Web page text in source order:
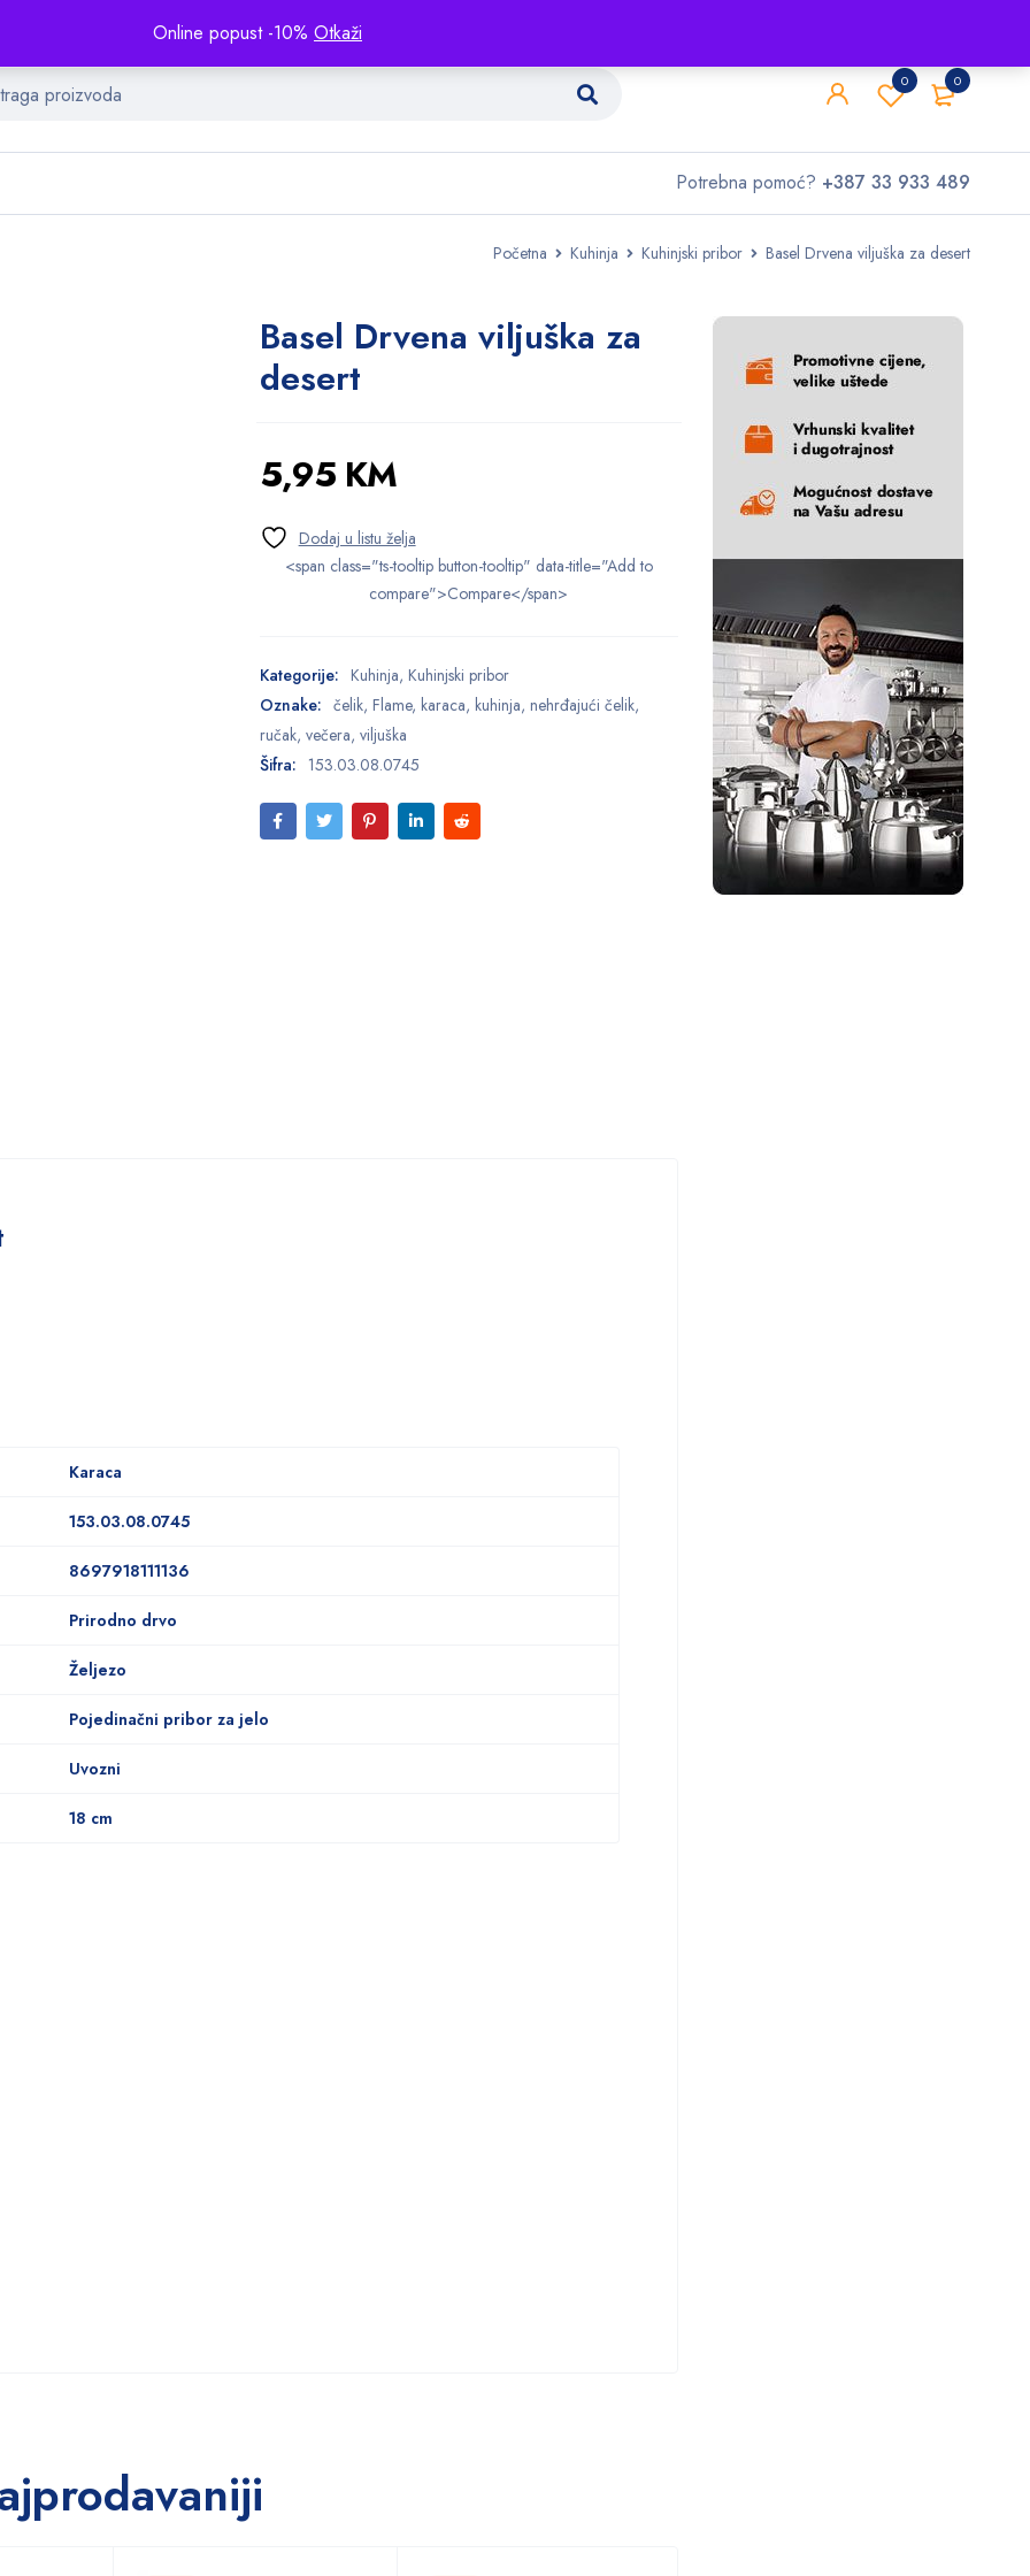
Online popust -10% Otkaži
0
0
Potrebna pomoć? +387 33 933 489
Početna Kuhinja Kuhinjski pribor Basel Drvena viljuška za desert
Basel Drvena viljuška za
desert
5,95 KM
<span class="ts-tooltip button-tooltip" data-title="Add to
compare">Compare</span>
Kategorije: Kuhinja, Kuhinjski pribor
Oznake: čelik, Flame, karaca, kuhinja, nehrđajući čelik,
ručak, večera, viljuška
Šifra: 153.03.08.0745
Karaca
153.03.08.0745
8697918111136
Prirodno drvo
Željezo
Pojedinačni pribor za jelo
Uvozni
18 cm